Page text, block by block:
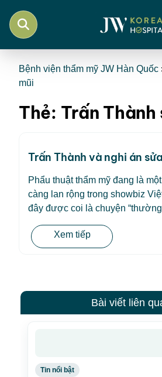
Bệnh viện thẩm mỹ JW Hàn Quốc
mũi
Thẻ: Trấn Thành
Trấn Thành và nghi án
Phẩu thuật thẩm mỹ đang là
càng lan rộng trong showbiz
đây được coi là chuyện
Xem tiếp
Bài viết liên
Tin nổi bật